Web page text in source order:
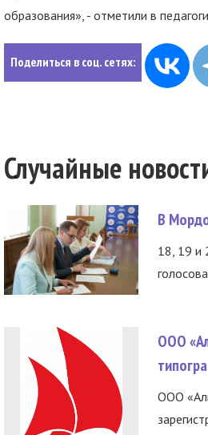
образования», - отметили в
Поделиться в соц. сетях:
Случайные
В
18, 19 и
ООО
ООО